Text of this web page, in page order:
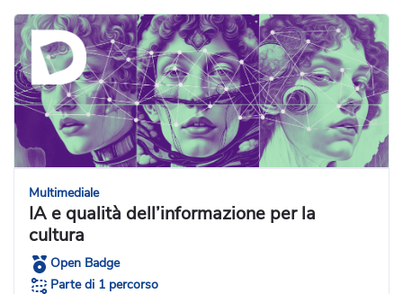
Multimediale
IA e qualità dell’informazione per la
cultura
Open Badge
Parte di 1 percorso